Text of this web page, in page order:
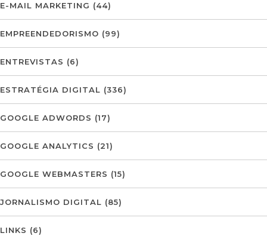
E-MAIL MARKETING (44)
EMPREENDEDORISMO (99)
ENTREVISTAS (6)
ESTRATÉGIA DIGITAL (336)
GOOGLE ADWORDS (17)
GOOGLE ANALYTICS (21)
GOOGLE WEBMASTERS (15)
JORNALISMO DIGITAL (85)
LINKS (6)